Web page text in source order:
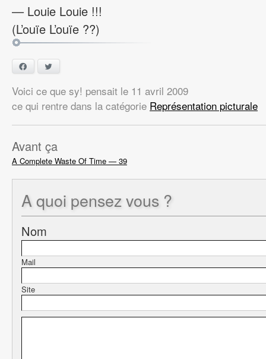
— Louie Louie !!!
(L’ouïe L’ouïe ??)
Facebook
Voici ce que sy! pensait le 11 avril 2009
ce qui rentre dans la catégorie Représentation picturale
Avant ça
A Complete Waste Of Time — 39
A quoi pensez vous ?
Nom
Mail
Site